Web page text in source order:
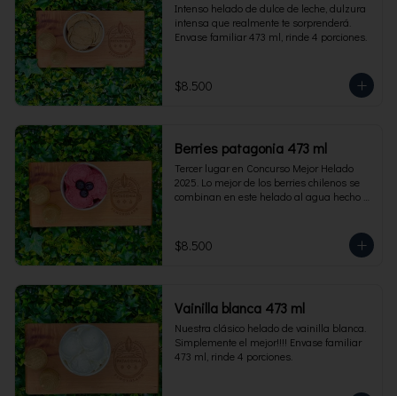
Intenso helado de dulce de leche, dulzura
intensa que realmente te sorprenderá.
Envase familiar 473 ml, rinde 4 porciones.
$8.500
Berries patagonia 473 ml
Tercer lugar en Concurso Mejor Helado
2025. Lo mejor de los berries chilenos se
combinan en este helado al agua hecho
473 ml. Rinde 4 porciones.
$8.500
Vainilla blanca 473 ml
Nuestra clásico helado de vainilla blanca.
Simplemente el mejor!!!! Envase familiar
473 ml, rinde 4 porciones.